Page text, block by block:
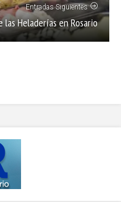
Entradas Siguientes
las Heladerías en Rosario